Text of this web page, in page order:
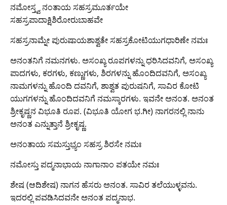
ನಮೋಸ್ತ್ವ ನಂತಾಯ ಸಹಸ್ರಮೂರ್ತಯೇ
ಸಹಸ್ರಪಾದಾಕ್ಷಿಶಿರೋರುಬಾಹವೇ
ಸಹಸ್ರನಾಮ್ನೇ ಪುರುಷಾಯಶಾಶ್ವತೇ ಸಹಸ್ರಕೋಟಿಯುಗಧಾರಿಣೇ ನಮಃ
ಅನಂತನಿಗೆ ನಮನಗಳು. ಅಸಂಖ್ಯ ರೂಪಗಳನ್ನು ಧರಿಸಿದವನಿಗೆ, ಅಸಂಖ್ಯ
ಪಾದಗಳು, ಕರಗಳು, ಕಣ್ಣುಗಳು, ಶಿರಗಳನ್ನು ಹೊಂದಿದವನಿಗೆ, ಅಸಂಖ್ಯ
ನಾಮಗಳನ್ನು ಹೊಂದಿ ದವನಿಗೆ, ಶಾಶ್ವತ ಪುರುಷನಿಗೆ, ಸಾವಿರ ಕೋಟಿ
ಯುಗಗಳನ್ನು ಹೊಂದಿದವನಿಗೆ ನಮಸ್ಕಾರಗಳು. ಇವನೇ ಅನಂತ. ಅನಂತ
ಶ್ರೀಕೃಷ್ಣನ ವಿಭೂತಿ ರೂಪ. (ವಿಭೂತಿ ಯೋಗ ಭ.ಗೀ) ನಾಗರನಲ್ಲಿ ನಾನು
ಅನಂತ ಎನ್ನುತ್ತಾನೆ ಶ್ರೀಕೃಷ್ಣ.
ಅನಂತಾಯ ಸಮಸ್ತುಭ್ಯಂ ಸಹಸ್ರ ಶಿರಸೇ ನಮಃ
ನಮೋಸ್ತು ಪದ್ಮನಾಭಾಯ ನಾಗಾನಾಂ ಪತಯೇ ನಮಃ
ಶೇಷ (ಆದಿಶೇಷ) ನಾಗನ ಹೆಸರು ಅನಂತ. ಸಾವಿರ ತಲೆಯುಳ್ಳವನು.
ಇದರಲ್ಲಿ ಪವಡಿಸಿದವನೇ ಅನಂತ ಪದ್ಮನಾಭ.